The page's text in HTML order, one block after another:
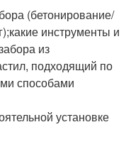
(бетонирование/
инструменты и
из
подходящий по
способами
установке